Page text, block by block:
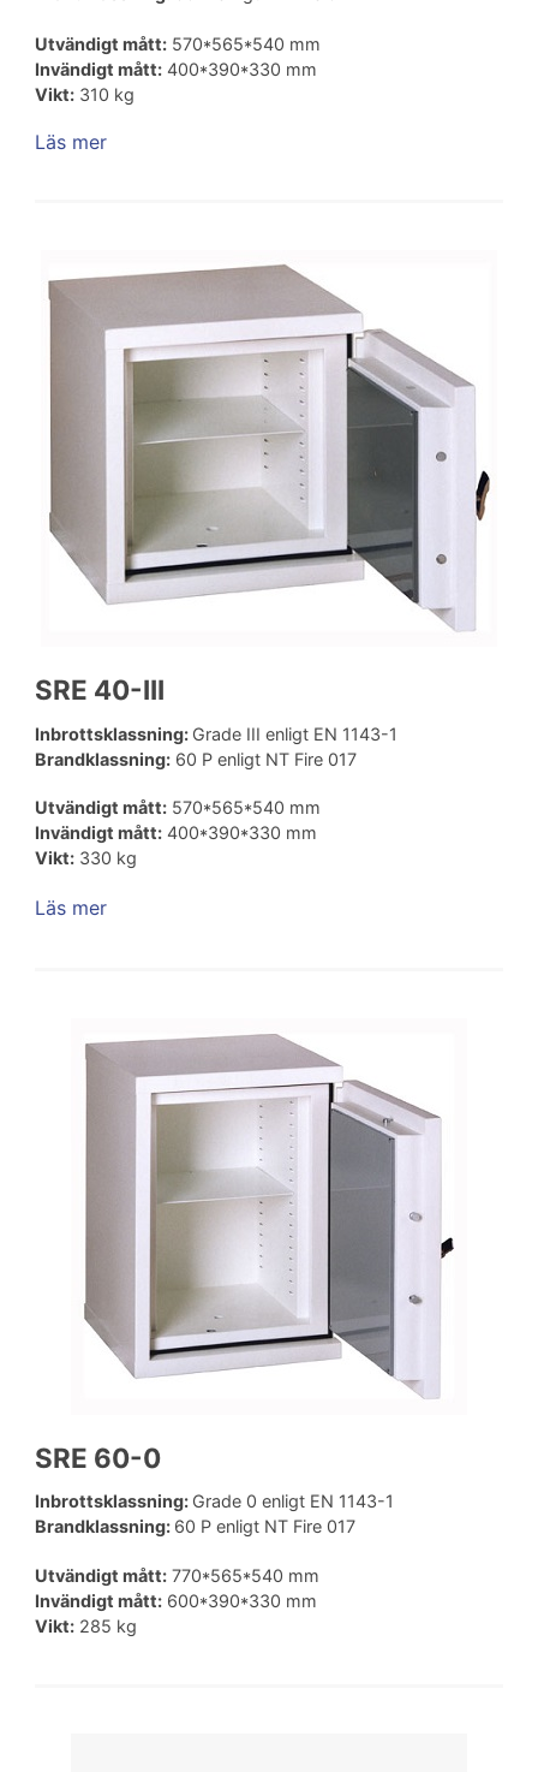
Utvändigt mått:570*565*540 mm
Invändigt mått:400*390*330 mm
Vikt:310 kg
Läs mer
SRE 40-III
Inbrottsklassning: Grade III enligt EN 1143-1
Brandklassning:60 P enligt NT Fire 017
Utvändigt mått:570*565*540 mm
Invändigt mått:400*390*330 mm
Vikt:330 kg
Läs mer
SRE 60-0
Inbrottsklassning: Grade 0 enligt EN 1143-1
Brandklassning: 60 P enligt NT Fire 017
Utvändigt mått:770*565*540 mm
Invändigt mått:600*390*330 mm
Vikt:285 kg